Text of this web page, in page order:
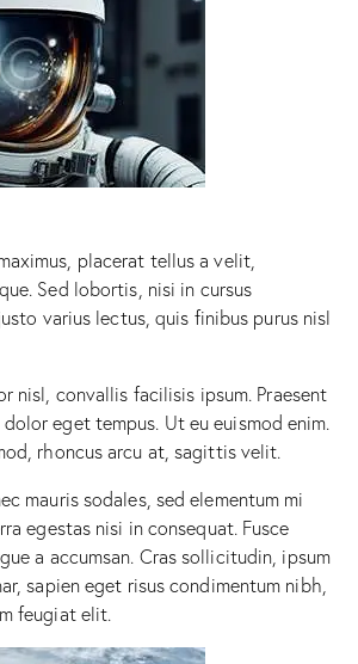
placerat tellus a velit,
Sed lobortis, nisi in cursus
varius lectus, quis finibus purus nisl
nisl, convallis facilisis ipsum. Praesent
eget tempus. Ut eu euismod enim.
rhoncus arcu at, sagittis velit.
mauris sodales, sed elementum mi
egestas nisi in consequat. Fusce
a accumsan. Cras sollicitudin, ipsum
sapien eget risus condimentum nibh,
feugiat elit.